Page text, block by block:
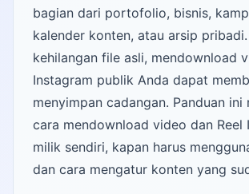
bagian dari portofolio, bisnis,
kalender konten, atau arsip
kehilangan file asli, mendownload
Instagram publik Anda dapat
menyimpan cadangan. Panduan ini
cara mendownload video dan Reel
milik sendiri, kapan harus
dan cara mengatur konten yang